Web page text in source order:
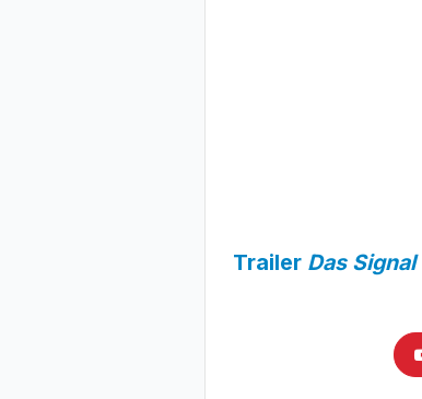
Trailer Das Signal